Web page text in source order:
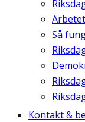
Så
Kontakt &